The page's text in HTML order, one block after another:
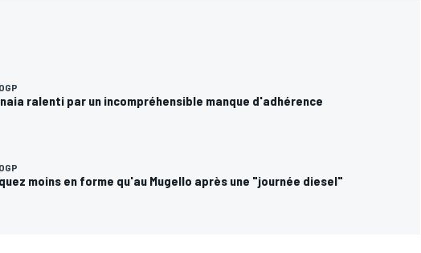
ralenti par un incompréhensible manque d'adhérence
moins en forme qu'au Mugello après une "journée diesel"